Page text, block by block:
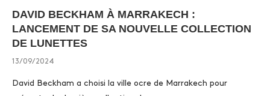
DAVID BECKHAM À MARRAKECH :
LANCEMENT DE SA NOUVELLE COLLECTION
DE LUNETTES
13/09/2024
David Beckham a choisi la ville ocre de Marrakech pour